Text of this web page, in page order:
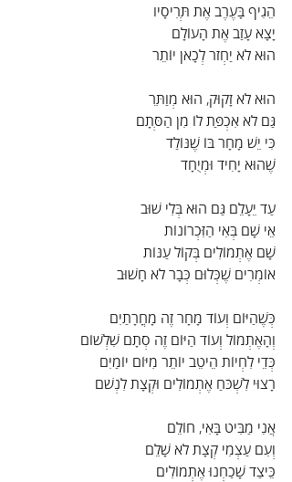
הֵגִיף בָּעֶרֶב אֶת תְּרִיסָיו
יָצָא עָזַב אֶת הָעוֹלָם
הוּא לֹא יַחְזֹר לְכָאן יוֹתֵר
הוּא לֹא זָקוּק, הוּא מְוַתֵּר
גַּם לֹא אִכְפַּת לוֹ מִן הַסְּתָם
כִּי יֵשׁ מָחָר בּוֹ שֶׁנּוֹלַד
שֶׁהוּא יָחִיד וּמְיֻחָד
עַד יֵעָלֵם גַּם הוּא בְּלִי שׁוּב
אֵי שָׁם בְּאִי הַזִּכְרוֹנוֹת
שָׁם אֶתְמוֹלִים בְּקוֹל עַנּוֹת
אוֹמְרִים שֶׁכְּלוּם כְּבָר לֹא חָשׁוּב
כְּשֶׁהַיּוֹם וְעוֹד מָחָר זֶה מָחֳרָתַיִם
וְהָאֶתְמוֹל וְעוֹד הַיּוֹם זֶה סְתָם שִׁלְשׁוֹם
כְּדֵי לִחְיוֹת הֵיטֵב יוֹתֵר מִיּוֹם יוֹמַיִם
רָצוּי לִשְׁכֹּחַ אֶתְמוֹלִים וּקְצָת לִנְשֹׁם
אֲנִי מַבִּיט בָּאִי, חוֹלֵם
וְעִם עַצְמִי קְצָת לֹא שָׁלֵם
כֵּיצַד שָׁכַחְנוּ אֶתְמוֹלִים